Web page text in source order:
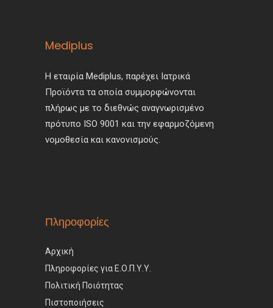
Mediplus
Η εταιρία Mediplus, παρέχει Ιατρικά
Προϊόντα τα οποία συμμορφώνονται
πλήρως με το διεθνώς αναγνωρισμένο
πρότυπο ISO 9001 και την εφαρμοζόμενη
νομοθεσία και κανονισμούς.
Πληροφορίες
Αρχική
Πληροφορίες για Ε.Ο.Π.Υ.Υ.
Πολιτική Ποιότητας
Πιστοποιήσεις